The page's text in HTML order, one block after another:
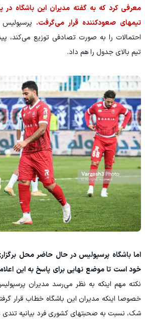
معرفی کرد که به گفته مدیران این باشگاه
تیمهای صعودکننده قرار می‌گرفت.
احتمالات را به صورت تصادفی توزیع می‌کند،
تیم بالای جدول را هم داد.
اما باشگاه پرسپولیس در حال حاضر محل
خود است تا موضع نهایی برای پاسخ به این
نکته مهم اینکه به نظر می‌رسد مدیران
خصوصا اینکه مدیران این باشگاه خطاب قرار
شک، نسبت به صحبتهای کشوری فرد بیانیه تندی